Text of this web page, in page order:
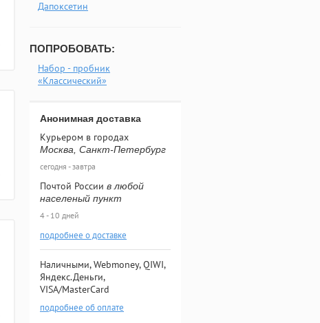
Дапоксетин
ПОПРОБОВАТЬ:
Набор - пробник
«Классический»
Анонимная доставка
Курьером в городах
Москва, Санкт-Петербург
сегодня - завтра
Почтой России в любой
населеный пункт
4 - 10 дней
подробнее о доставке
Наличными, Webmoney, QIWI,
Яндекс.Деньги,
VISA/MasterCard
подробнее об оплате